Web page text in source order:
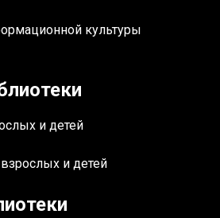
культуры
и детей
и детей